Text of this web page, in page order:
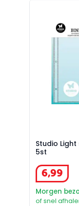
Studio
5st
6,99
Morgen
of snel